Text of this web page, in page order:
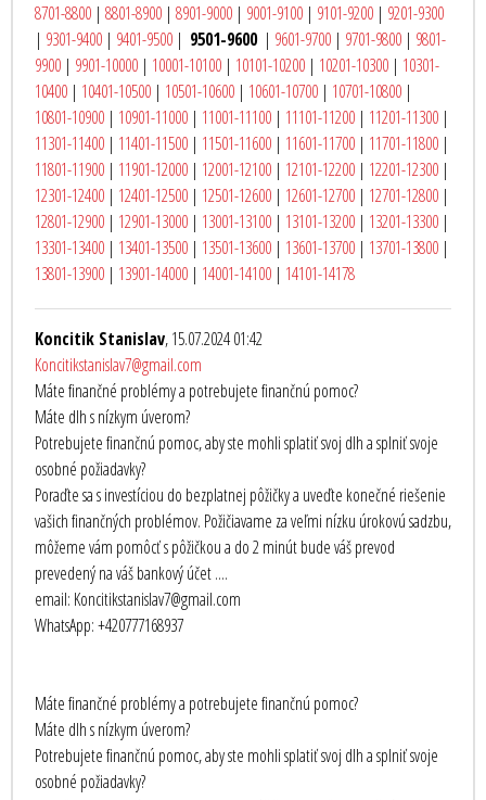
8701-8800 | 8801-8900 | 8901-9000 | 9001-9100 | 9101-9200 | 9201-9300
| 9301-9400 | 9401-9500 | 9501-9600 | 9601-9700 | 9701-9800 | 9801-
9900 | 9901-10000 | 10001-10100 | 10101-10200 | 10201-10300 | 10301-
10400 | 10401-10500 | 10501-10600 | 10601-10700 | 10701-10800 |
10801-10900 | 10901-11000 | 11001-11100 | 11101-11200 | 11201-11300 |
11301-11400 | 11401-11500 | 11501-11600 | 11601-11700 | 11701-11800 |
11801-11900 | 11901-12000 | 12001-12100 | 12101-12200 | 12201-12300 |
12301-12400 | 12401-12500 | 12501-12600 | 12601-12700 | 12701-12800 |
12801-12900 | 12901-13000 | 13001-13100 | 13101-13200 | 13201-13300 |
13301-13400 | 13401-13500 | 13501-13600 | 13601-13700 | 13701-13800 |
13801-13900 | 13901-14000 | 14001-14100 | 14101-14178
Koncitik Stanislav, 15.07.2024 01:42
Koncitikstanislav7@gmail.com
Máte finančné problémy a potrebujete finančnú pomoc?
Máte dlh s nízkym úverom?
Potrebujete finančnú pomoc, aby ste mohli splatiť svoj dlh a splniť svoje
osobné požiadavky?
Poraďte sa s investíciou do bezplatnej pôžičky a uveďte konečné riešenie
vašich finančných problémov. Požičiavame za veľmi nízku úrokovú sadzbu,
môžeme vám pomôcť s pôžičkou a do 2 minút bude váš prevod
prevedený na váš bankový účet ....
email: Koncitikstanislav7@gmail.com
WhatsApp: +420777168937
Máte finančné problémy a potrebujete finančnú pomoc?
Máte dlh s nízkym úverom?
Potrebujete finančnú pomoc, aby ste mohli splatiť svoj dlh a splniť svoje
osobné požiadavky?